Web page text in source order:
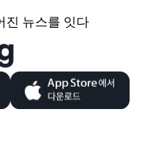
진 뉴스를 잇다